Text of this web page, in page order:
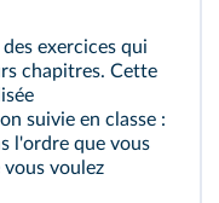
exercices qui
chapitres. Cette
suivie en classe :
l'ordre que vous
voulez